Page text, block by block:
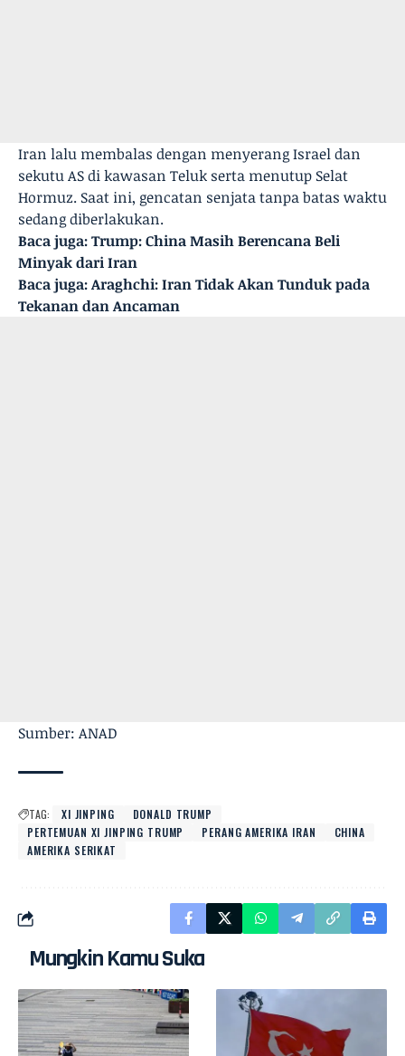
Iran lalu membalas dengan menyerang Israel dan
sekutu AS di kawasan Teluk serta menutup Selat
Hormuz. Saat ini, gencatan senjata tanpa batas waktu
sedang diberlakukan.
Baca juga:Trump: China Masih Berencana Beli
Minyak dari Iran
Baca juga:Araghchi: Iran Tidak Akan Tunduk pada
Tekanan dan Ancaman
Sumber: ANAD
TAG: XI JINPING
DONALD TRUMP
PERTEMUAN XI JINPING TRUMP
PERANG AMERIKA IRAN
CHINA
AMERIKA SERIKAT
Mungkin Kamu Suka